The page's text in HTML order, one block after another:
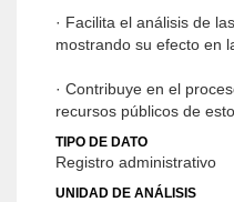
· Facilita el análisis de
mostrando su efecto en
· Contribuye en el
recursos públicos de
TIPO DE DATO
Registro administrativo
UNIDAD DE ANÁLISIS